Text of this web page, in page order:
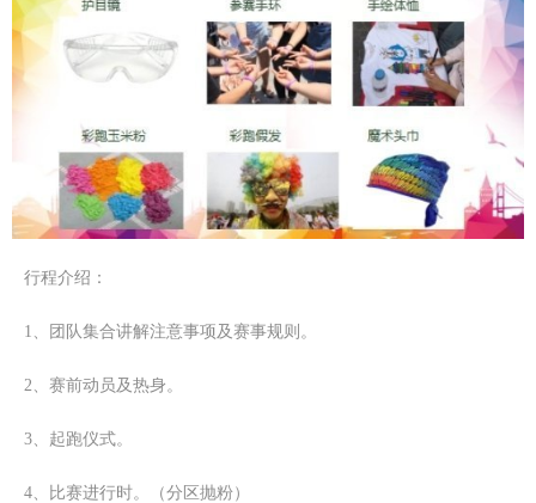
行程介绍：
1 团队集合讲解注意事项及赛事规则。
2 、赛前动员及热身。
3 、起跑仪式。
4 、比赛进行时。（分区抛粉）